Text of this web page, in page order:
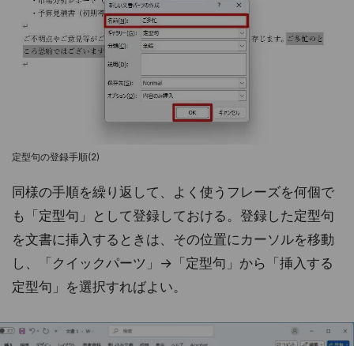
定型句の登録手順(2)
同様の手順を繰り返して、よく使うフレーズを何個で
も「定型句」として登録しておける。登録した定型句
を文書に挿入するときは、その位置にカーソルを移動
し、「クイックパーツ」→「定型句」から「挿入する
定型句」を選択すればよい。